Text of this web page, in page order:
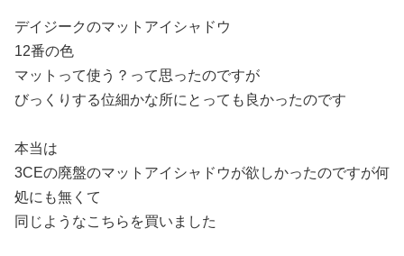
デイジークのマットアイシャドウ
12番の色
マットって使う？って思ったのですが
びっくりする位細かな所にとっても良かったのです
本当は
3CEの廃盤のマットアイシャドウが欲しかったのですが何
処にも無くて
同じようなこちらを買いました